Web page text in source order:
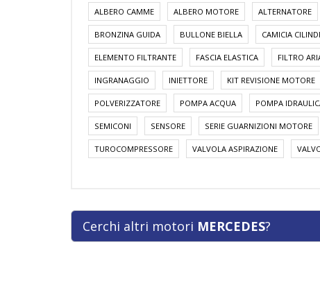
ALBERO CAMME ALBERO MOTORE ALTERNATORE
BRONZINA GUIDA BULLONE BIELLA CAMICIA
ELEMENTO FILTRANTE FASCIA ELASTICA FILTRO
INGRANAGGIO INIETTORE KIT REVISIONE MOTORE
POLVERIZZATORE POMPA ACQUA POMPA
SEMICONI SENSORE SERIE GUARNIZIONI MOTORE
TUROCOMPRESSORE VALVOLA ASPIRAZIONE
Cerchi altri motori MERCEDES?